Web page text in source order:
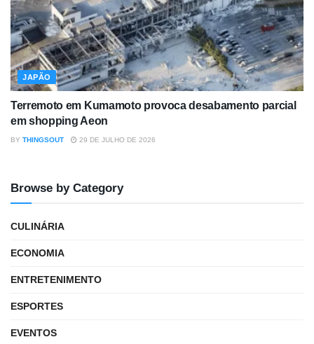
JAPÃO
Terremoto em Kumamoto provoca desabamento parcial
em shopping Aeon
BY THINGSOUT 29 DE JULHO DE 2026
Browse by Category
CULINÁRIA
ECONOMIA
ENTRETENIMENTO
ESPORTES
EVENTOS